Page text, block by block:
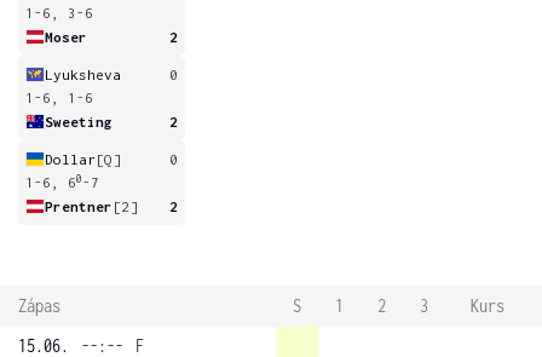
1-6, 3-6
Moser
2
Lyuksheva
0
1-6, 1-6
Sweeting
2
Dollar[Q]
0
1-6, 60 -7
Prentner [2] 2
Zápas S 1 2 3
Kurs
15.06.
--:--
F